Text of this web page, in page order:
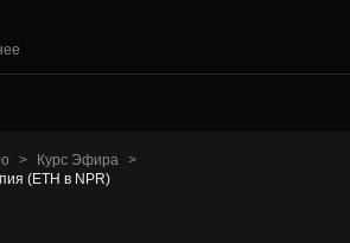
> Курс Эфира >
(ETH в NPR)